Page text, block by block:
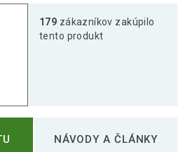
179 zákazníkov zakúpilo
tento produkt
NÁVODY A ČLÁNKY